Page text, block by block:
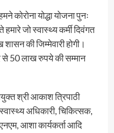
कोरोना योद्धा योजना पुनः
जो स्वास्थ्य कर्मी दिवंगत
की जिम्मेवारी होगी।
से 50 लाख रुपये की सम्मान
श्री आकाश त्रिपाठी
अधिकारी, चिकित्सक,
आशा कार्यकर्ता आदि